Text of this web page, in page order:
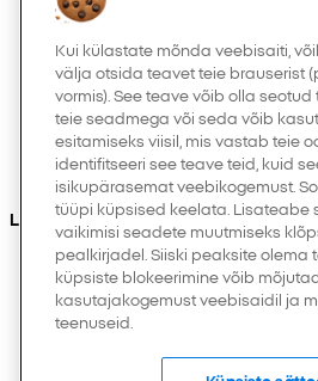
Kollektsioonid
Imikutele
Laps
Kodukaubad
Naistele
Meestele
Muud
Leiad meid ka
Kui külastate mõnda veebisaiti,
välja otsida teavet teie brauserist
vormis). See teave võib olla seotud
teie seadmega või seda võib
esitamiseks viisil, mis vastab teie
identifitseeri see teave teid, kuid
isikupärasemat veebikogemust.
tüüpi küpsised keelata. Lisateabe
vaikimisi seadete muutmiseks
pealkirjadel. Siiski peaksite olema
küpsiste blokeerimine võib
kasutajakogemust veebisaidil ja
teenuseid.